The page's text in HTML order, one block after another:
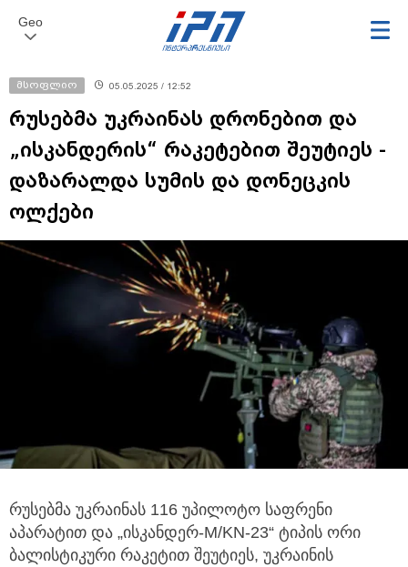
Geo
მსოფლიო 05.05.2025 / 12:52
რუსებმა უკრაინას დრონებით და
„ისკანდერის“ რაკეტებით შეუტიეს -
დაზარალდა სუმის და დონეცკის
ოლქები
რუსებმა უკრაინას 116 უპილოტო საფრენი
აპარატით და „ისკანდერ-M/KN-23“ ტიპის ორი
ბალისტიკური რაკეტით შეუტიეს, უკრაინის